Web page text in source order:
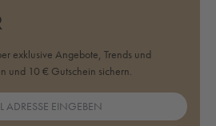
exklusive Angebote, Trends und
und 10 € Gutschein sichern.